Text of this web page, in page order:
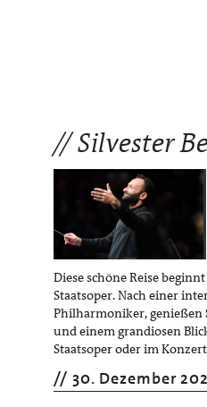
Silvester
Diese schöne Reise
Staatsoper. Nach einer
Philharmoniker, genießen
und einem grandiosen
Staatsoper oder im
30. Dezember